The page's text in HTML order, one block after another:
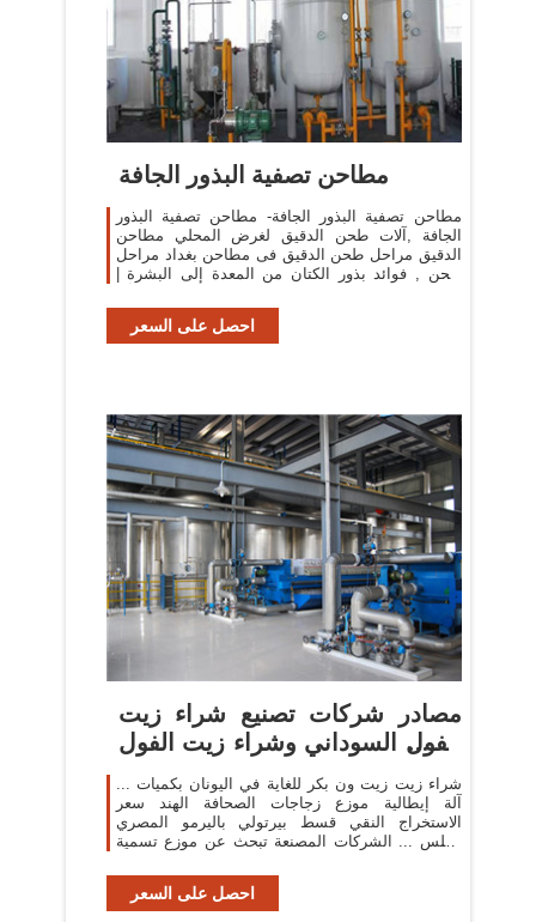
مطاحن تصفية البذور الجافة
مطاحن تصفية البذور الجافة- مطاحن تصفية البذور
الجافة ,آلات طحن الدقيق لغرض المحلي مطاحن
الدقيق مراحل طحن الدقيق فى مطاحن بغداد مراحل
طحن , فوائد بذور الكتان من المعدة إلى البشرة |
احصل على السعر
مصادر شركات تصنيع شراء زيت
الفول السوداني وشراء زيت الفول
شراء زيت زيت ون بكر للغاية في اليونان بكميات ...
آلة إيطالية موزع زجاجات الصحافة الهند سعر
الاستخراج النقي قسط بيرتولي باليرمو المصري
أطلس ... الشركات المصنعة تبحث عن موزع تسمية
احصل على السعر